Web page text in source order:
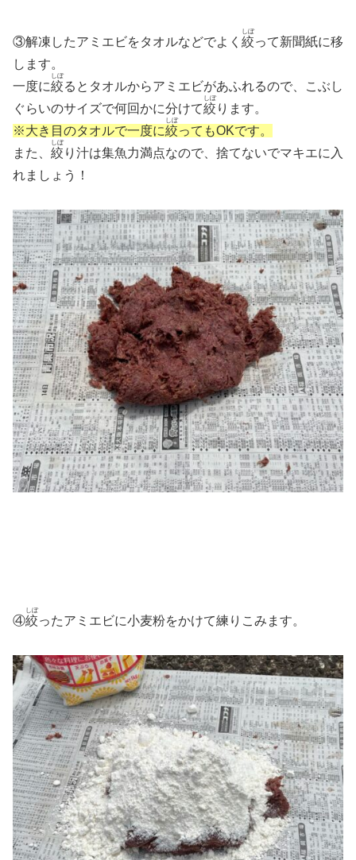
③解凍したアミエビをタオルなどでよく 絞
しぼ
って新聞紙に移
します。
一度に絞
しぼ
るとタオルからアミエビがあふれるので、こぶし
ぐらいのサイズで何回かに分けて絞
しぼ
ります。
※大き目のタオルで一度に絞
しぼ
ってもOKです。
また、 絞
しぼ
り汁は集魚力満点なので、捨てないでマキエに入
れましょう！
④絞
しぼ
ったアミエビに小麦粉をかけて練りこみます。